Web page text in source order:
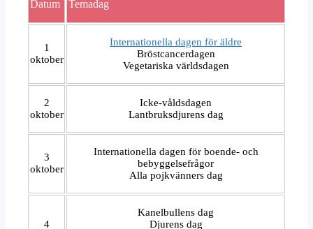
Datum Temadag
1
oktober
Internationella dagen för äldre
Bröstcancerdagen
Vegetariska världsdagen
2
oktober
Icke-våldsdagen
Lantbruksdjurens dag
3
oktober
Internationella dagen för boende- och
bebyggelsefrågor
Alla pojkvänners dag
4
Kanelbullens dag
Djurens dag